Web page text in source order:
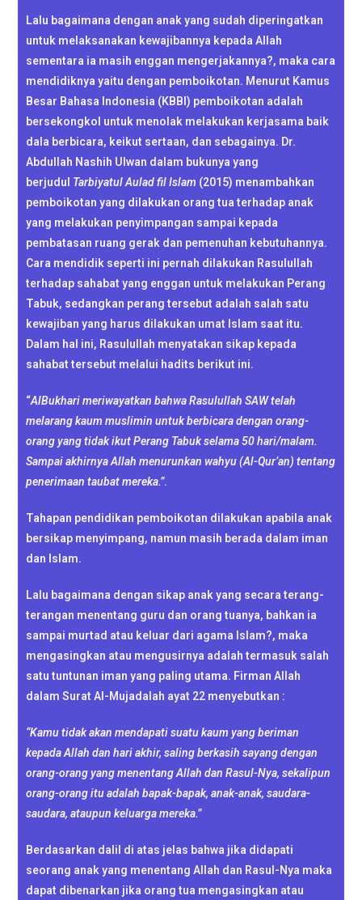
Lalu bagaimana dengan anak yang sudah diperingatkan
untuk melaksanakan kewajibannya kepada Allah
sementara ia masih enggan mengerjakannya?, maka cara
mendidiknya yaitu dengan pemboikotan. Menurut Kamus
Besar Bahasa Indonesia (KBBI) pemboikotan adalah
bersekongkol untuk menolak melakukan kerjasama baik
dala berbicara, keikut sertaan, dan sebagainya. Dr.
Abdullah Nashih Ulwan dalam bukunya yang
berjudul Tarbiyatul Aulad fil Islam (2015) menambahkan
pemboikotan yang dilakukan orang tua terhadap anak
yang melakukan penyimpangan sampai kepada
pembatasan ruang gerak dan pemenuhan kebutuhannya.
Cara mendidik seperti ini pernah dilakukan Rasulullah
terhadap sahabat yang enggan untuk melakukan Perang
Tabuk, sedangkan perang tersebut adalah salah satu
kewajiban yang harus dilakukan umat Islam saat itu.
Dalam hal ini, Rasulullah menyatakan sikap kepada
sahabat tersebut melalui hadits berikut ini.
“AlBukhari meriwayatkan bahwa Rasulullah SAW telah
melarang kaum muslimin untuk berbicara dengan orang-
orang yang tidak ikut Perang Tabuk selama 50 hari/malam.
Sampai akhirnya Allah menurunkan wahyu (Al-Qur’an) tentang
penerimaan taubat mereka.”.
Tahapan pendidikan pemboikotan dilakukan apabila anak
bersikap menyimpang, namun masih berada dalam iman
dan Islam.
Lalu bagaimana dengan sikap anak yang secara terang-
terangan menentang guru dan orang tuanya, bahkan ia
sampai murtad atau keluar dari agama Islam?, maka
mengasingkan atau mengusirnya adalah termasuk salah
satu tuntunan iman yang paling utama. Firman Allah
dalam Surat Al-Mujadalah ayat 22 menyebutkan :
“Kamu tidak akan mendapati suatu kaum yang beriman
kepada Allah dan hari akhir, saling berkasih sayang dengan
orang-orang yang menentang Allah dan Rasul-Nya, sekalipun
orang-orang itu adalah bapak-bapak, anak-anak, saudara-
saudara, ataupun keluarga mereka.”
Berdasarkan dalil di atas jelas bahwa jika didapati
seorang anak yang menentang Allah dan Rasul-Nya maka
dapat dibenarkan jika orang tua mengasingkan atau